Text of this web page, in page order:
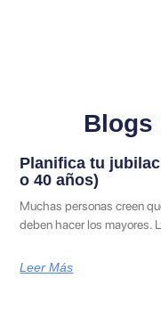
Blogs
Planifica tu
o 40 años)
Muchas personas creen
deben hacer los mayores.
Leer Más